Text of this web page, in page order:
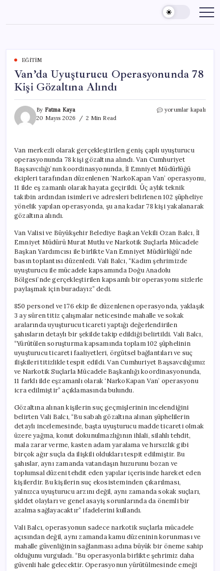
content
EĞITIM
Van’da Uyuşturucu Operasyonunda 78
Kişi Gözaltına Alındı
By Fatma Kaya
20 Mayıs 2026
2 Min Read
Van’da
Gözaltına
Alındı
için
yorumlar kapalı
Van merkezli olarak gerçekleştirilen geniş çaplı uyuşturucu
operasyonunda 78 kişi gözaltına alındı. Van Cumhuriyet
Başsavcılığı’nın koordinasyonunda, İl Emniyet Müdürlüğü
ekipleri tarafından düzenlenen ‘NarkoKapan Van’ operasyonu,
11 ilde eş zamanlı olarak hayata geçirildi. Üç aylık teknik
takibin ardından isimleri ve adresleri belirlenen 102 şüpheliye
yönelik yapılan operasyonda, şu ana kadar 78 kişi yakalanarak
gözaltına alındı.
Van Valisi ve Büyükşehir Belediye Başkan Vekili Ozan Balcı, İl
Emniyet Müdürü Murat Mutlu ve Narkotik Suçlarla Mücadele
Başkan Yardımcısı ile birlikte Van Emniyet Müdürlüğü’nde
basın toplantısı düzenledi. Vali Balcı, “Kadim şehrimizde
uyuşturucu ile mücadele kapsamında Doğu Anadolu
Bölgesi’nde gerçekleştirilen kapsamlı bir operasyonu sizlerle
paylaşmak için buradayız” dedi.
850 personel ve 176 ekip ile düzenlenen operasyonda, yaklaşık
3 ay süren titiz çalışmalar neticesinde mahalle ve sokak
aralarında uyuşturucu ticareti yaptığı değerlendirilen
şahısların detaylı bir şekilde takip edildiği belirtildi. Vali Balcı,
“Yürütülen soruşturma kapsamında toplam 102 şüphelinin
uyuşturucu ticareti faaliyetleri, örgütsel bağlantıları ve suç
ilişkileri titizlikle tespit edildi. Van Cumhuriyet Başsavcılığımız
ve Narkotik Suçlarla Mücadele Başkanlığı koordinasyonunda,
11 farklı ilde eşzamanlı olarak ‘NarkoKapan Van’ operasyonu
icra edilmiştir” açıklamasında bulundu.
Gözaltına alınan kişilerin suç geçmişlerinin incelendiğini
belirten Vali Balcı, “Bu sabah gözaltına alınan şüphelilerin
detaylı incelemesinde, başta uyuşturucu madde ticareti olmak
üzere yağma, konut dokunulmazlığının ihlali, silahlı tehdit,
mala zarar verme, kasten adam yaralama ve hırsızlık gibi
birçok ağır suçla da ilişkili oldukları tespit edilmiştir. Bu
şahıslar, aynı zamanda vatandaşın huzurunu bozan ve
toplumsal düzeni tehdit eden yapılar içerisinde hareket eden
kişilerdir. Bu kişilerin suç ekosisteminden çıkarılması,
yalnızca uyuşturucu arzını değil, aynı zamanda sokak suçları,
şiddet olayları ve genel asayiş sorunlarında da önemli bir
azalma sağlayacaktır” ifadelerini kullandı.
Vali Balcı, operasyonun sadece narkotik suçlarla mücadele
açısından değil, aynı zamanda kamu düzeninin korunması ve
mahalle güvenliğinin sağlanması adına büyük bir öneme sahip
olduğunu vurguladı. “Bu operasyonla birlikte şehrimiz daha
güvenli hale gelecektir. Operasyonun yürütülmesinde emeği